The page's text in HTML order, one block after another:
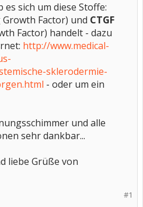
sich um diese Stoffe:
Factor) und CTGF
Factor) handelt - dazu
http://www.medical-
sklerodermie-
- oder um ein
und alle
sehr dankbar...
liebe Grüße von
#1